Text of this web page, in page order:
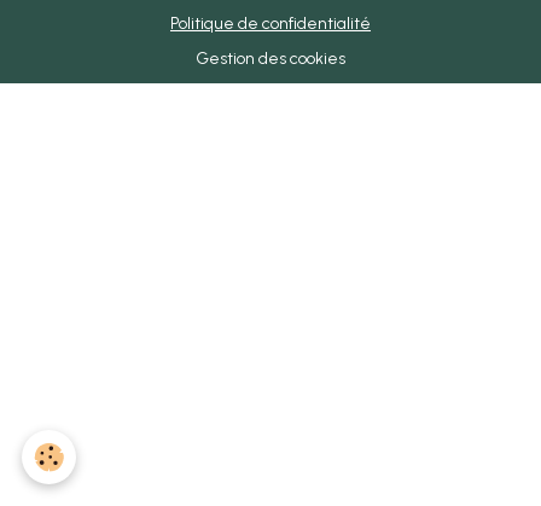
Politique de confidentialité
Gestion des cookies